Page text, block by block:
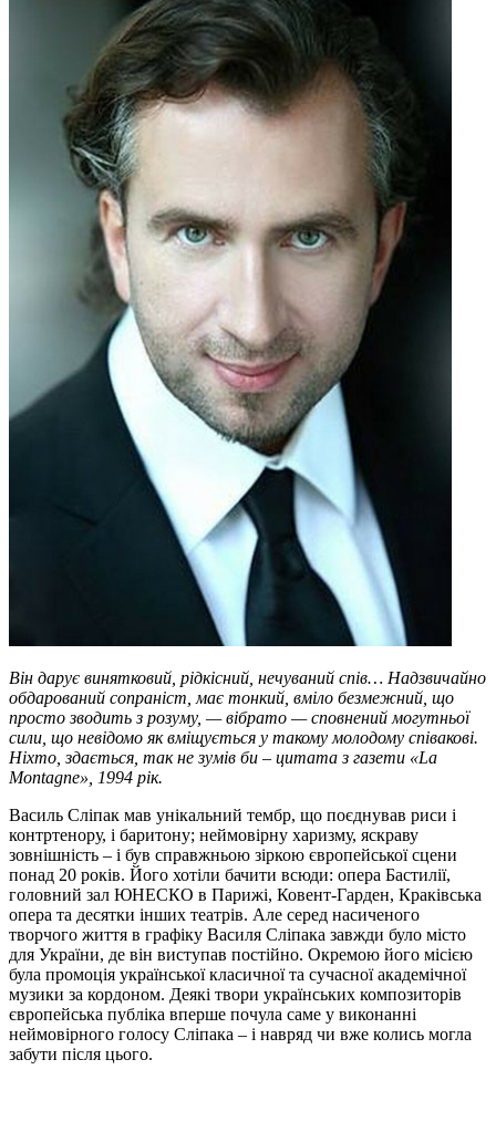
Він дарує винятковий, рідкісний, нечуваний спів… Надзвичайно
обдарований сопраніст, має тонкий, вміло безмежний, що
просто зводить з розуму, — вібрато — сповнений могутньої
сили, що невідомо як вміщується у такому молодому співакові.
Ніхто, здається, так не зумів би – цитата з газети «La
Montagne», 1994 рік.
Василь Сліпак мав унікальний тембр, що поєднував риси і
контртенору, і баритону; неймовірну харизму, яскраву
зовнішність – і був справжньою зіркою європейської сцени
понад 20 років. Його хотіли бачити всюди: опера Бастилії,
головний зал ЮНЕСКО в Парижі, Ковент-Гарден, Краківська
опера та десятки інших театрів. Але серед насиченого
творчого життя в графіку Василя Сліпака завжди було місто
для України, де він виступав постійно. Окремою його місією
була промоція української класичної та сучасної академічної
музики за кордоном. Деякі твори українських композиторів
європейська публіка вперше почула саме у виконанні
неймовірного голосу Сліпака – і навряд чи вже колись могла
забути після цього.